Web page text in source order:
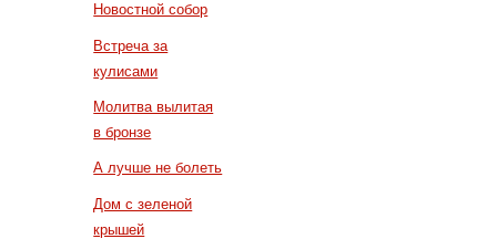
Новостной собор
Встреча за
кулисами
Молитва вылитая
в бронзе
А лучше не болеть
Дом с зеленой
крышей